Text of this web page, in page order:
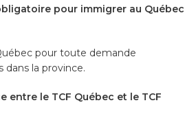
pour immigrer au Québec
pour toute demande
dans la province.
entre le TCF Québec et le TCF